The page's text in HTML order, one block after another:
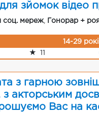
зйомок відео
соц. мереж Гонорар +
14-29
★ 11
з гарною
з акторським
Вас на